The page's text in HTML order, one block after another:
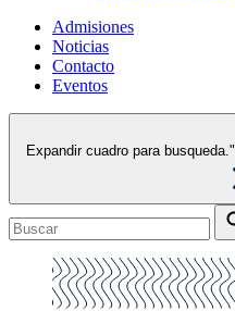
Admisiones
Noticias
Contacto
Eventos
Expandir cuadro para busqueda."